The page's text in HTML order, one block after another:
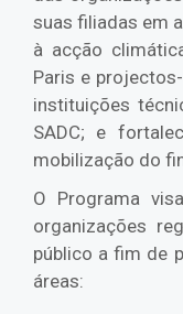
suas filiadas em
à acção
Paris e
instituições
SADC; e
mobilização do
O Programa
organizações
público a fim de
áreas: